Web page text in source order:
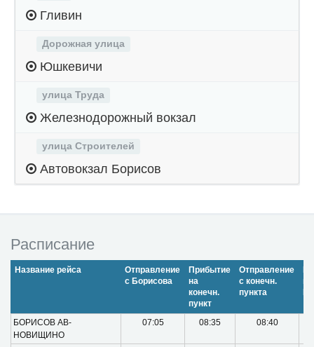
Гливин
Дорожная улица
Юшкевичи
улица Труда
Железнодорожный вокзал
улица Строителей
Автовокзал Борисов
Расписание
Название рейса
Отправление
c Борисова
Прибытие
на
конечн.
пункт
Отпpавление
с конечн.
пункта
в
БОPИСОВ АВ-
НОВИЩИНО
07:05 08:35 08:40